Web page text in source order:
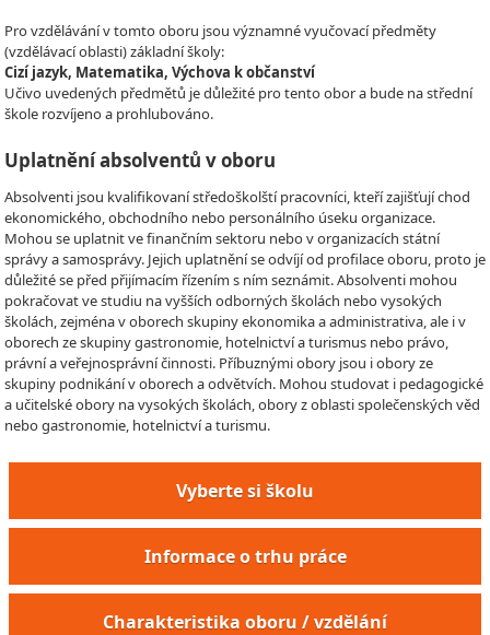
Pro vzdělávání v tomto oboru jsou významné vyučovací předměty
(vzdělávací oblasti) základní školy:
Cizí jazyk, Matematika, Výchova k občanství
Učivo uvedených předmětů je důležité pro tento obor a bude na střední
škole rozvíjeno a prohlubováno.
Uplatnění absolventů v oboru
Absolventi jsou kvalifikovaní středoškolští pracovníci, kteří zajišťují chod
ekonomického, obchodního nebo personálního úseku organizace.
Mohou se uplatnit ve finančním sektoru nebo v organizacích státní
správy a samosprávy. Jejich uplatnění se odvíjí od profilace oboru, proto je
důležité se před přijímacím řízením s ním seznámit. Absolventi mohou
pokračovat ve studiu na vyšších odborných školách nebo vysokých
školách, zejména v oborech skupiny ekonomika a administrativa, ale i v
oborech ze skupiny gastronomie, hotelnictví a turismus nebo právo,
právní a veřejnosprávní činnosti. Příbuznými obory jsou i obory ze
skupiny podnikání v oborech a odvětvích. Mohou studovat i pedagogické
a učitelské obory na vysokých školách, obory z oblasti společenských věd
nebo gastronomie, hotelnictví a turismu.
Vyberte si školu
Informace o trhu práce
Charakteristika oboru / vzdělání